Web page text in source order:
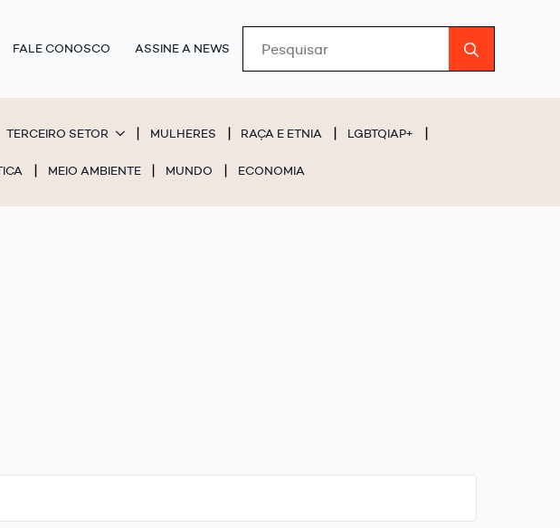
FALE CONOSCO ASSINE A NEWS
TERCEIRO SETOR MULHERES RAÇA E ETNIA LGBTQIAP+
MEIO AMBIENTE MUNDO ECONOMIA